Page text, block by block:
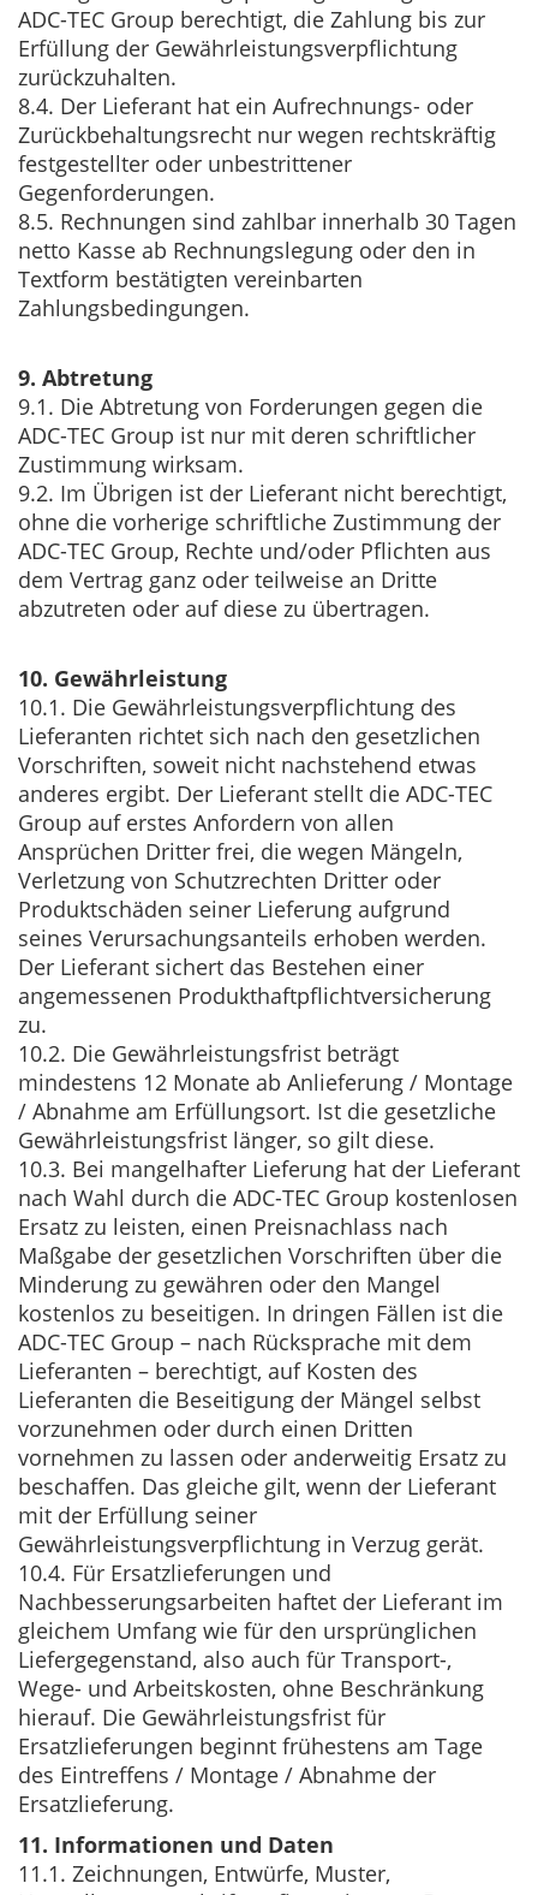
ADC-TEC Group berechtigt, die Zahlung bis zur
Erfüllung der Gewährleistungsverpflichtung
zurückzuhalten.
8.4. Der Lieferant hat ein Aufrechnungs- oder
Zurückbehaltungsrecht nur wegen rechtskräftig
festgestellter oder unbestrittener
Gegenforderungen.
8.5. Rechnungen sind zahlbar innerhalb 30 Tagen
netto Kasse ab Rechnungslegung oder den in
Textform bestätigten vereinbarten
Zahlungsbedingungen.
9. Abtretung
9.1. Die Abtretung von Forderungen gegen die
ADC-TEC Group ist nur mit deren schriftlicher
Zustimmung wirksam.
9.2. Im Übrigen ist der Lieferant nicht berechtigt,
ohne die vorherige schriftliche Zustimmung der
ADC-TEC Group, Rechte und/oder Pflichten aus
dem Vertrag ganz oder teilweise an Dritte
abzutreten oder auf diese zu übertragen.
10. Gewährleistung
10.1. Die Gewährleistungsverpflichtung des
Lieferanten richtet sich nach den gesetzlichen
Vorschriften, soweit nicht nachstehend etwas
anderes ergibt. Der Lieferant stellt die ADC-TEC
Group auf erstes Anfordern von allen
Ansprüchen Dritter frei, die wegen Mängeln,
Verletzung von Schutzrechten Dritter oder
Produktschäden seiner Lieferung aufgrund
seines Verursachungsanteils erhoben werden.
Der Lieferant sichert das Bestehen einer
angemessenen Produkthaftpflichtversicherung
zu.
10.2. Die Gewährleistungsfrist beträgt
mindestens 12 Monate ab Anlieferung / Montage
/ Abnahme am Erfüllungsort. Ist die gesetzliche
Gewährleistungsfrist länger, so gilt diese.
10.3. Bei mangelhafter Lieferung hat der Lieferant
nach Wahl durch die ADC-TEC Group kostenlosen
Ersatz zu leisten, einen Preisnachlass nach
Maßgabe der gesetzlichen Vorschriften über die
Minderung zu gewähren oder den Mangel
kostenlos zu beseitigen. In dringen Fällen ist die
ADC-TEC Group – nach Rücksprache mit dem
Lieferanten – berechtigt, auf Kosten des
Lieferanten die Beseitigung der Mängel selbst
vorzunehmen oder durch einen Dritten
vornehmen zu lassen oder anderweitig Ersatz zu
beschaffen. Das gleiche gilt, wenn der Lieferant
mit der Erfüllung seiner
Gewährleistungsverpflichtung in Verzug gerät.
10.4. Für Ersatzlieferungen und
Nachbesserungsarbeiten haftet der Lieferant im
gleichem Umfang wie für den ursprünglichen
Liefergegenstand, also auch für Transport-,
Wege- und Arbeitskosten, ohne Beschränkung
hierauf. Die Gewährleistungsfrist für
Ersatzlieferungen beginnt frühestens am Tage
des Eintreffens / Montage / Abnahme der
Ersatzlieferung.
11. Informationen und Daten
11.1. Zeichnungen, Entwürfe, Muster,